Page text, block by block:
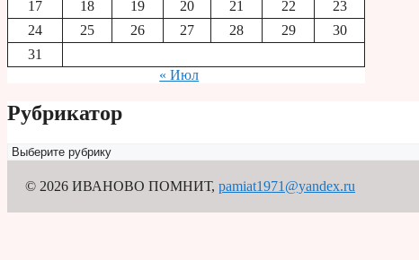
17
18 19 20 21 22
23
24
25 26 27 28 29
30
31
« Июл
Рубрикатор
Рубрикатор
© 2026 ИВАНОВО ПОМНИТ, pamiat1971@yandex.ru